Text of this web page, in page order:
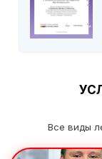
Все виды